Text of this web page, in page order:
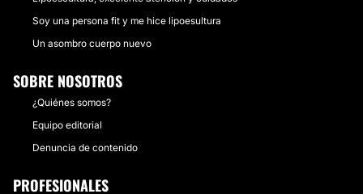
Soy una persona fit y me hice lipoesultura
Un asombro cuerpo nuevo
SOBRE NOSOTROS
¿Quiénes somos?
Equipo editorial
Denuncia de contenido
PROFESIONALES